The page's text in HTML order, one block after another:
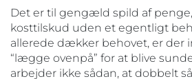
Det er til gengæld spild af
kosttilskud uden et egentligt
allerede dækker behovet, er der
“lægge ovenpå” for at blive
arbejder ikke sådan, at dobbelt